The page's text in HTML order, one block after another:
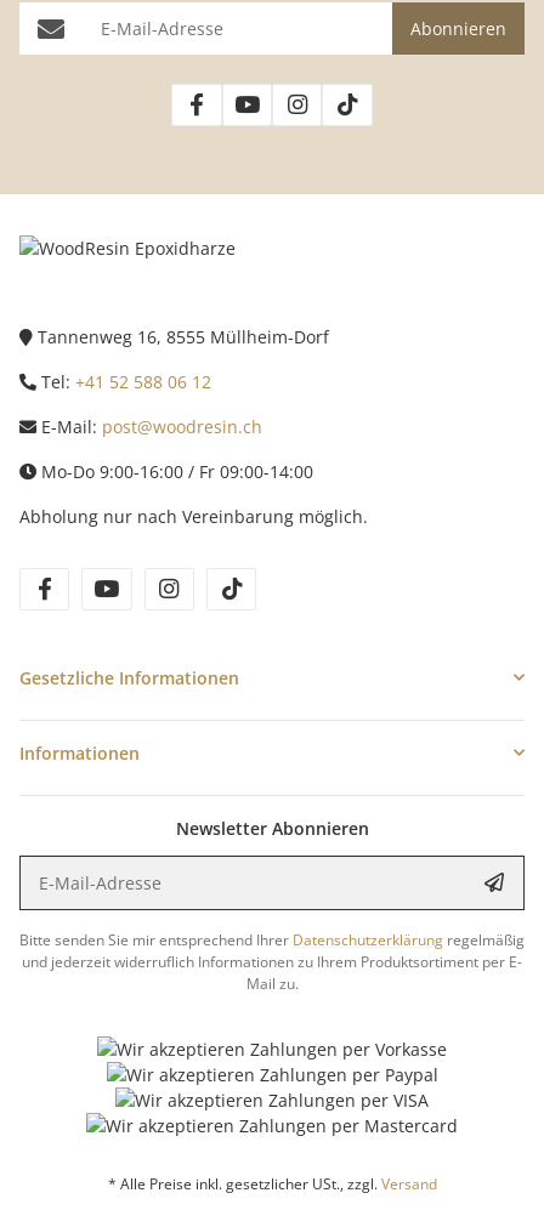
E-Mail-Adresse Abonnieren
Tannenweg 16, 8555 Müllheim-Dorf
Tel: +41 52 588 06 12
E-Mail: post@woodresin.ch
Mo-Do 9:00-16:00 / Fr 09:00-14:00
Abholung nur nach Vereinbarung möglich.
facebookyoutube instagram
Gesetzliche Informationen
Informationen
Newsletter Abonnieren
Bitte senden Sie mir entsprechend Ihrer Datenschutzerklärung regelmäßig
und jederzeit widerruflich Informationen zu Ihrem Produktsortiment per E-
Mail zu.
* Alle Preise inkl. gesetzlicher USt., zzgl.Versand